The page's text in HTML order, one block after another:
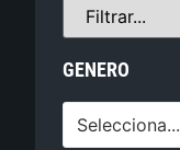
GENERO
Selecciona...